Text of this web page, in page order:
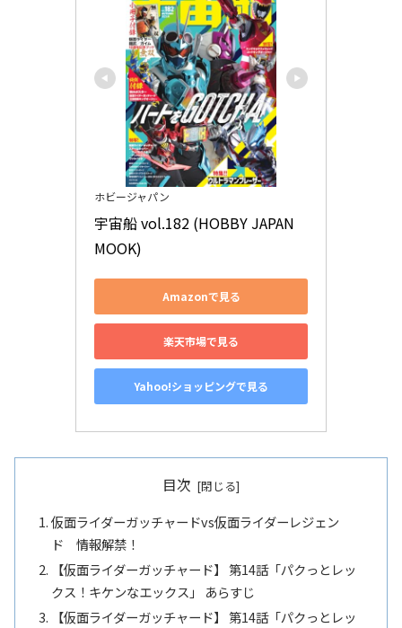
ホビージャパン
宇宙船 vol.182 (HOBBY JAPAN
MOOK)
Amazonで見る
楽天市場で見る
Yahoo!ショッピングで見る
目次
仮面ライダーガッチャードvs仮面ライダーレジェン
ド 情報解禁！
【仮面ライダーガッチャード】 第14話「パクっとレッ
クス！キケンなエックス」 あらすじ
【仮面ライダーガッチャード】 第14話「パクっとレッ